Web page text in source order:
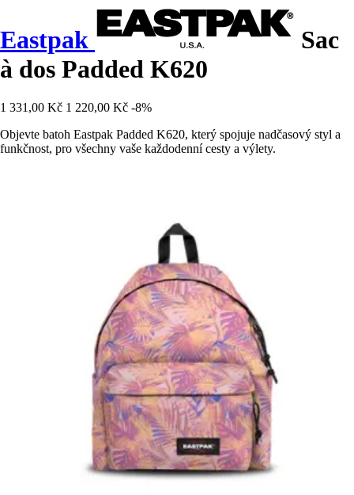
Eastpak
Sac
à dos Padded K620
1 331,00 Kč 1 220,00 Kč -8%
Objevte batoh Eastpak Padded K620, který spojuje nadčasový styl a
funkčnost, pro všechny vaše každodenní cesty a výlety.